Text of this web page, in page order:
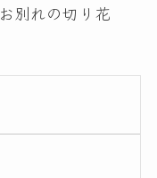
お別れの切り花